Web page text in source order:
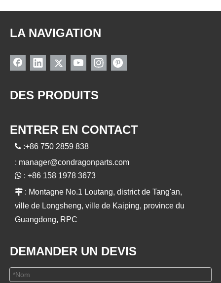
LA NAVIGATION
DES PRODUITS
ENTRER EN CONTACT
 :+86 750 2859 838
: manager@condragonparts.com
 : +86 158 1978 3673
 : Montagne No.1 Loutang, district de Tang'an,
ville de Longsheng, ville de Kaiping, province du
Guangdong, RPC
DEMANDER UN DEVIS